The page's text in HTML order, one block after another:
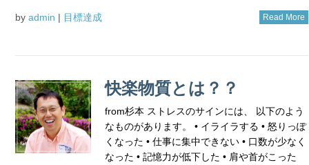
by admin | 目標達成 Read More
快楽物質とは？？
from杉本 ストレスのサインには、 以下のよう
なものがあります。 • イライラする • 怒りっぽ
くなった • 仕事に集中できない • 口数が少なく
なった • 記憶力が低下した • 肩や首がこった